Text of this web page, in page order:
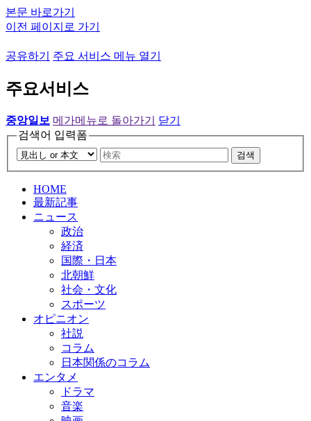
본문 바로가기
이전 페이지로 가기
공유하기 주요 서비스 메뉴 열기
주요서비스
중앙일보 메가메뉴로 돌아가기
닫기
검색어 입력폼
검색
HOME
最新記事
ニュース
政治
経済
国際・日本
北朝鮮
社会・文化
スポーツ
オピニオン
社説
コラム
日本関係のコラム
エンタメ
ドラマ
音楽